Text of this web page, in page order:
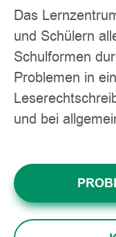
Das
und Schülern
Schulformen
Problemen in
und bei